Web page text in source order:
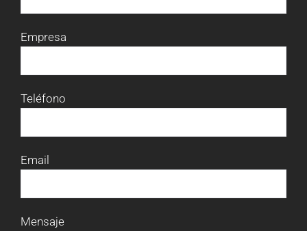
Empresa
Teléfono
Email
Mensaje